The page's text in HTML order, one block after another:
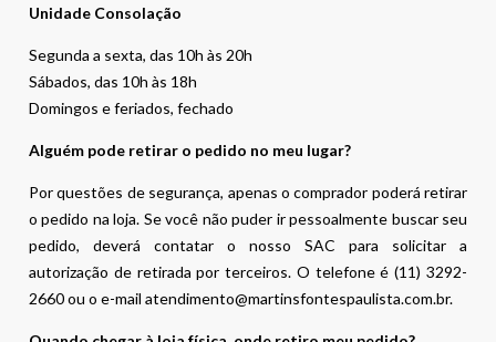
Unidade Consolação
Segunda a sexta, das 10h às 20h
Sábados, das 10h às 18h
Domingos e feriados, fechado
Alguém pode retirar o pedido no meu lugar?
Por questões de segurança, apenas o comprador poderá retirar
o pedido na loja. Se você não puder ir pessoalmente buscar seu
pedido, deverá contatar o nosso SAC para solicitar a
autorização de retirada por terceiros. O telefone é (11) 3292-
2660 ou o e-mail atendimento@martinsfontespaulista.com.br.